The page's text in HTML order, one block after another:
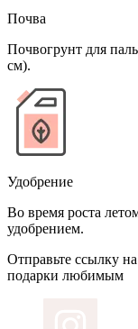
Почва
Почвогрунт для
см).
Удобрение
Во время роста
удобрением.
Отправьте ссылку
подарки любимым